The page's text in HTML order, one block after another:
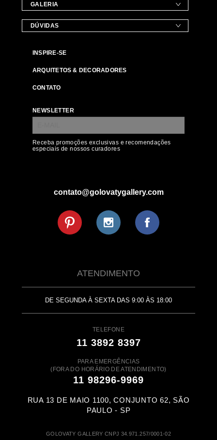
GALERIA
DÚVIDAS
INSPIRE-SE
ARQUITETOS & DECORADORES
CONTATO
NEWSLETTER
Receba promoções exclusivas e recomendações
especiais de nossos curadores
contato@golovatygallery.com
ATENDIMENTO
DE SEGUNDA À SEXTA DAS 9:00 ÀS 18:00
TELEFONE
11 3892 8397
PARA EMERGÊNCIAS
(FORA DO HORÁRIO DE ATENDIMENTO)
11 98296-9969
RUA 13 DE MAIO 1100, CONJUNTO 62, SÃO
PAULO - SP
GOLOVATY GALLERY CNPJ 34.971.257/0001-02